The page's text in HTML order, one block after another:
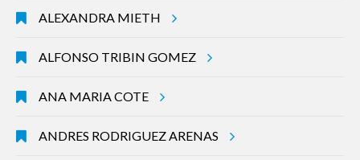
ALEXANDRA MIETH
ALFONSO TRIBIN GOMEZ
ANA MARIA COTE
ANDRES RODRIGUEZ ARENAS